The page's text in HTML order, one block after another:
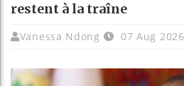
restent à la traîne
Vanessa Ndong 07 Aug 2026